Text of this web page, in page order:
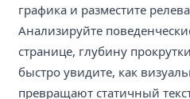
графика и разместите
Анализируйте
странице, глубину
быстро увидите, как
превращают статичный